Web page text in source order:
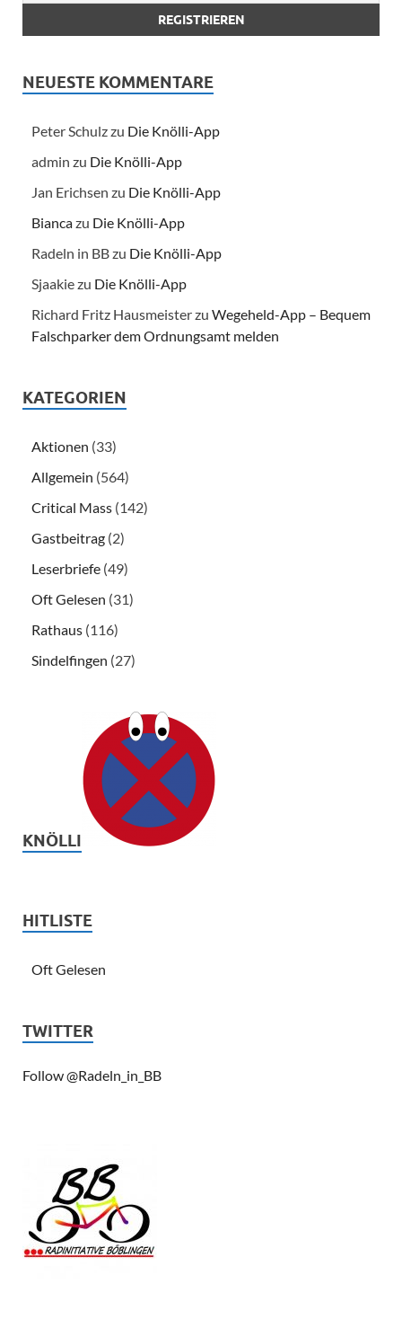
NEUESTE KOMMENTARE
Peter Schulzzu Die Knölli-App
admin zu Die Knölli-App
Jan Erichsen zu Die Knölli-App
Biancazu Die Knölli-App
Radeln in BBzu Die Knölli-App
Sjaakiezu Die Knölli-App
Richard Fritz Hausmeisterzu Wegeheld-App – Bequem
Falschparker dem Ordnungsamt melden
KATEGORIEN
Aktionen (33)
Allgemein (564)
Critical Mass (142)
Gastbeitrag (2)
Leserbriefe (49)
Oft Gelesen (31)
Rathaus (116)
Sindelfingen (27)
KNÖLLI
HITLISTE
Oft Gelesen
TWITTER
Follow @Radeln_in_BB